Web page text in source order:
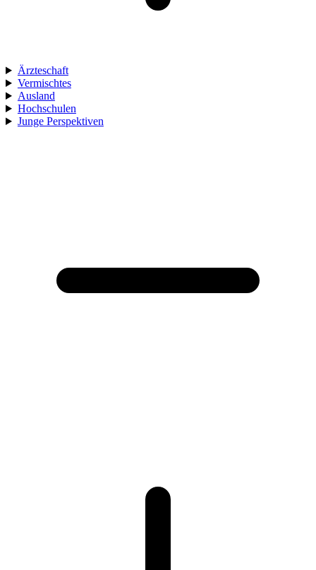
Ärzteschaft
Vermischtes
Ausland
Hochschulen
Junge Perspektiven